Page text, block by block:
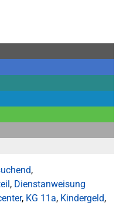
,
, Dienstanweisung
, KG 11a, Kindergeld,